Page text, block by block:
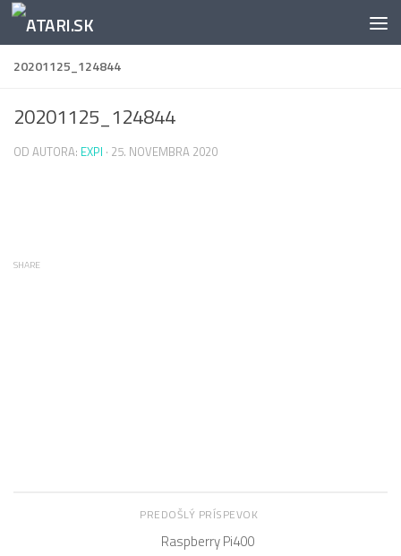
Preskočiť na obsah
20201125_124844
20201125_124844
OD AUTORA: EXPI · 25. NOVEMBRA 2020
SHARE
PREDOŠLÝ PRÍSPEVOK
Raspberry Pi400